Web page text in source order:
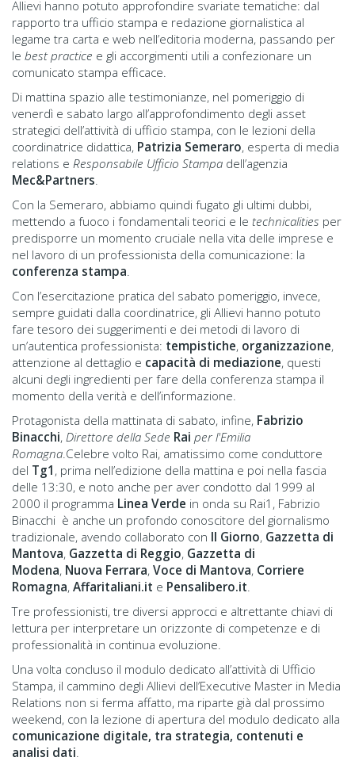
Allievi hanno potuto approfondire svariate tematiche: dal
rapporto tra ufficio stampa e redazione giornalistica al
legame tra carta e web nell’editoria moderna, passando per
le best practice e gli accorgimenti utili a confezionare un
comunicato stampa efficace.
Di mattina spazio alle testimonianze, nel pomeriggio di
venerdì e sabato largo all’approfondimento degli asset
strategici dell’attività di ufficio stampa, con le lezioni della
coordinatrice didattica, Patrizia Semeraro, esperta di media
relations e Responsabile Ufficio Stampa dell’agenzia
Mec&Partners
Con la Semeraro, abbiamo quindi fugato gli ultimi dubbi,
mettendo a fuoco i fondamentali teorici e le technicalities per
predisporre un momento cruciale nella vita delle imprese e
nel lavoro di un professionista della comunicazione: la
conferenza stampa
Con l’esercitazione pratica del sabato pomeriggio, invece,
sempre guidati dalla coordinatrice, gli Allievi hanno potuto
fare tesoro dei suggerimenti e dei metodi di lavoro di
un’autentica professionista: tempistiche, organizzazione,
attenzione al dettaglio e capacità di mediazione, questi
alcuni degli ingredienti per fare della conferenza stampa il
momento della verità e dell’informazione.
Protagonista della mattinata di sabato, infine, Fabrizio
Binacchi, Direttore della Sede Rai per l'Emilia
Romagna .Celebre volto Rai, amatissimo come conduttore
del Tg1 , prima nell’edizione della mattina e poi nella fascia
delle 13:30, e noto anche per aver condotto dal 1999 al
2000 il programma Linea Verde in onda su Rai1, Fabrizio
Binacchi è anche un profondo conoscitore del giornalismo
tradizionale, avendo collaborato con Il Giorno, Gazzetta di
Mantova, Gazzetta di Reggio, Gazzetta di
Modena, Nuova Ferrara, Voce di Mantova, Corriere
Romagna, Affaritaliani.it e Pensalibero.it
Tre professionisti, tre diversi approcci e altrettante chiavi di
lettura per interpretare un orizzonte di competenze e di
professionalità in continua evoluzione.
Una volta concluso il modulo dedicato all’attività di Ufficio
Stampa, il cammino degli Allievi dell’Executive Master in Media
Relations non si ferma affatto, ma riparte già dal prossimo
weekend, con la lezione di apertura del modulo dedicato alla
comunicazione digitale, tra strategia, contenuti e
analisi dati